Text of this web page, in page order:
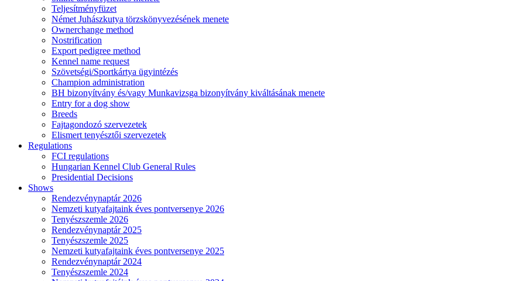
Teljesítményfüzet
Német Juhászkutya törzskönyvezésének menete
Ownerchange method
Nostrification
Export pedigree method
Kennel name request
Szövetségi/Sportkártya ügyintézés
Champion administration
BH bizonyítvány és/vagy Munkavizsga bizonyítvány kiváltásának menete
Entry for a dog show
Breeds
Fajtagondozó szervezetek
Elismert tenyésztői szervezetek
Regulations
FCI regulations
Hungarian Kennel Club General Rules
Presidential Decisions
Shows
Rendezvénynaptár 2026
Nemzeti kutyafajtaink éves pontversenye 2026
Tenyészszemle 2026
Rendezvénynaptár 2025
Tenyészszemle 2025
Nemzeti kutyafajtaink éves pontversenye 2025
Rendezvénynaptár 2024
Tenyészszemle 2024